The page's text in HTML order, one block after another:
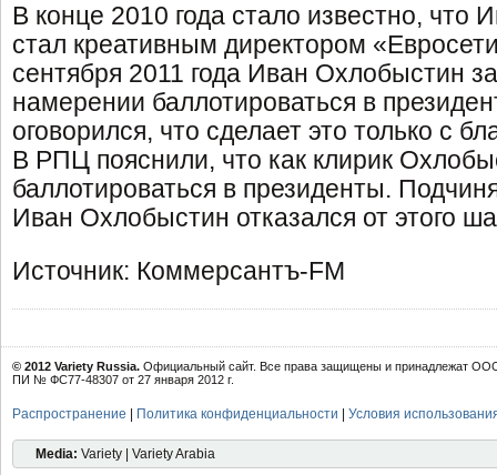
В конце 2010 года стало известно, что
стал креативным директором
сентября 2011 года Иван Охлобыстин
намерении баллотироваться в
оговорился, что сделает это только с
В РПЦ пояснили, что как клирик
баллотироваться в президенты.
Иван Охлобыстин отказался от этого
Источник: Коммерсантъ-FM
© 2012 Variety Russia. Официальный сайт. Все права защищены и принадлежат
ПИ № ФС77-48307 от 27 января 2012 г.
Распространение Политика конфиденциальности Условия
Media: Variety | Variety Arabia